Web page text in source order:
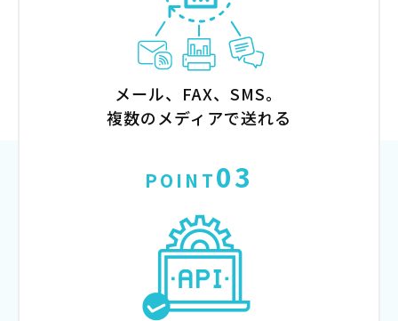
メール、FAX、SMS。
複数のメディアで送れる
POINT03